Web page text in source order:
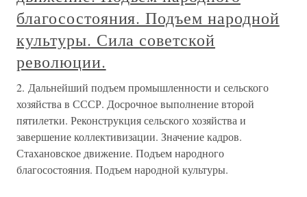
благосостояния. Подъем народной
культуры. Сила советской
революции.
2. Дальнейший подъем промышленности и сельского
хозяйства в СССР. Досрочное выполнение второй
пятилетки. Реконструкция сельского хозяйства и
завершение коллективизации. Значение кадров.
Стахановское движение. Подъем народного
благосостояния. Подъем народной культуры.